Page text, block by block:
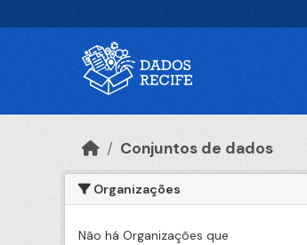
Conjuntos de dados
Organizações
Não há Organizações que